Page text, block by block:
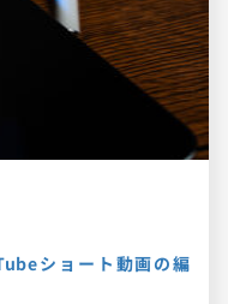
ショート動画の編